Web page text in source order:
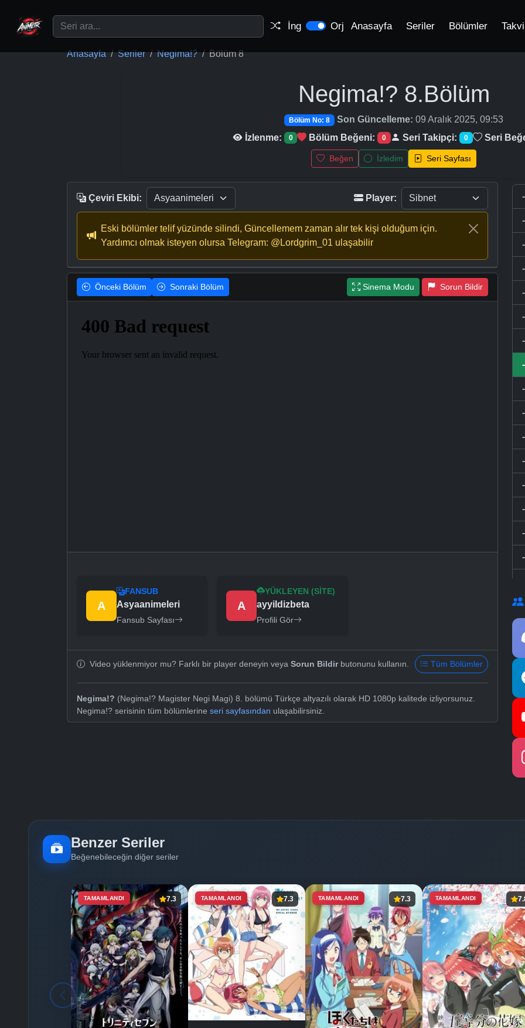
İng Orj Anasayfa Seriler Bölümler
Anasayfa Seriler Negima!? Bölüm 8
Negima!? 8.Bölüm
Bölüm No: 8 Son Güncelleme: 09 Aralık 2025, 09:53
İzlenme:
0 Bölüm Beğeni: 0 Seri Takipçi: 0 Seri
Beğen İzledim Seri Sayfası
Çeviri Ekibi: Player:
Eski bölümler telif yüzünde silindi, Güncellemem zaman alır tek kişi olduğum için.
Yardımcı olmak isteyen olursa Telegram: @Lordgrim_01 ulaşabilir
Önceki Bölüm Sonraki Bölüm Sinema Modu Sorun Bildir
A
FANSUB
Asyaanimeleri
Fansub Sayfası
A
YÜKLEYEN (SITE)
ayyildizbeta
Profili Gör
Video yüklenmiyor mu? Farklı bir player deneyin veya Sorun Bildirbutonunu kullanın. Tüm Bölümler
Negima!? (Negima!? Magister Negi Magi) 8. bölümü Türkçe altyazılı olarak HD 1080p kalitede izliyorsunuz.
Negima!? serisinin tüm bölümlerine seri sayfasından ulaşabilirsiniz.
-
-
-
-
-
-
-
-
-
-
-
-
-
-
-
-
-
Benzer Seriler
Beğenebileceğin diğer seriler
TAMAMLANDI 7.3 TAMAMLANDI 7.3 TAMAMLANDI 7.3 TAMAMLANDI